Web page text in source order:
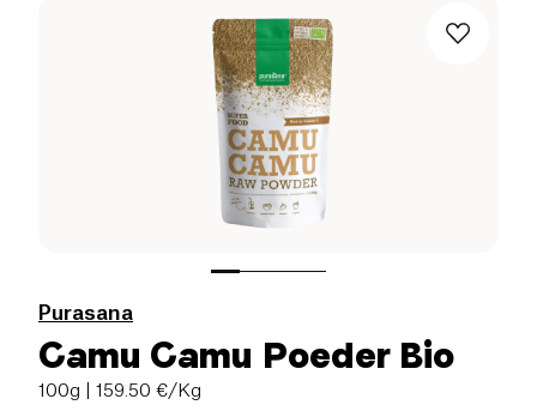
Purasana
Camu Camu Poeder Bio
100g | 159.50 €/Kg